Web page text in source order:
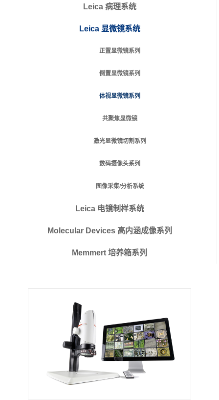
Leica 病理系统
Leica 显微镜系统
正置显微镜系列
倒置显微镜系列
体视显微镜系列
共聚焦显微镜
激光显微镜切割系列
数码摄像头系列
图像采集/分析系统
Leica 电镜制样系统
Molecular Devices 高内涵成像系列
Memmert 培养箱系列